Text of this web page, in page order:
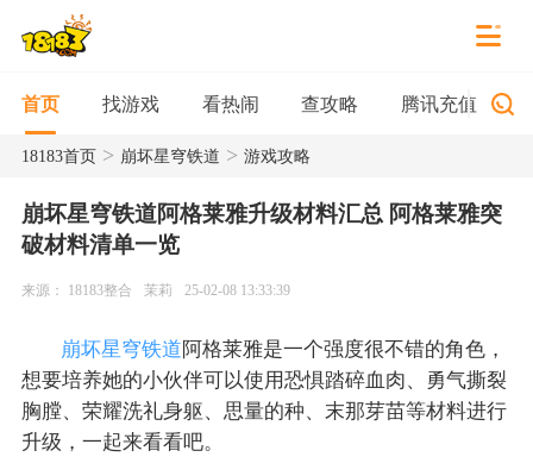
首页 找游戏 看热闹 查攻略 腾讯充值
18183首页> 崩坏星穹铁道 > 游戏攻略
崩坏星穹铁道阿格莱雅升级材料汇总 阿格莱雅突
破材料清单一览
来源： 18183整合 茉莉 25-02-08 13:33:39
崩坏星穹铁道阿格莱雅是一个强度很不错的角色，
想要培养她的小伙伴可以使用恐惧踏碎血肉、勇气撕裂
胸膛、荣耀洗礼身躯、思量的种、末那芽苗等材料进行
升级，一起来看看吧。